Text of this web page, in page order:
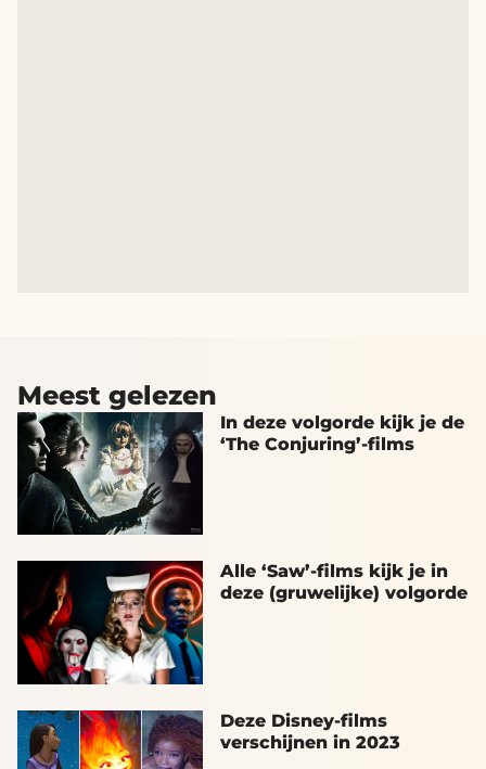
Meest gelezen
In deze volgorde kijk je de
‘The Conjuring’-films
Alle ‘Saw’-films kijk je in
deze (gruwelijke) volgorde
Deze Disney-films
verschijnen in 2023